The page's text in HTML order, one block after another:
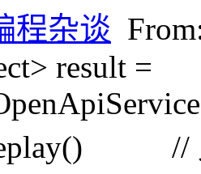
程杂谈
result =
// 允许